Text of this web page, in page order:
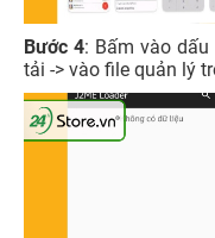
Bước 4: Bấm vào
tải -> vào file quản lý